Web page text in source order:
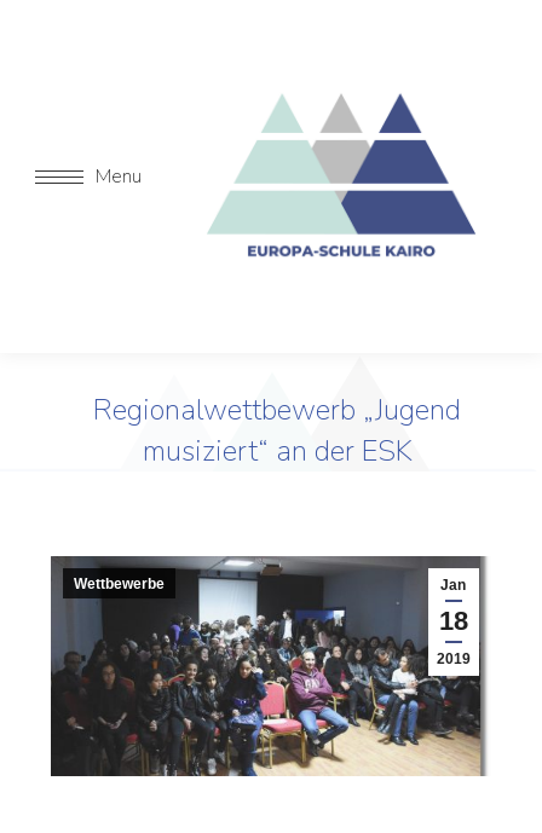
Menu
Regionalwettbewerb „Jugend
musiziert“ an der ESK
Jan
18
2019
Wettbewerbe